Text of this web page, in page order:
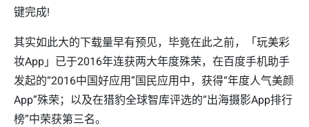
键完成!
其实如此大的下载量早有预见，毕竟在此之前，「玩美彩
妆App」已于2016年连获两大年度殊荣，在百度手机助手
发起的“2016中国好应用”国民应用中，获得“年度人气美颜
App”殊荣；以及在猎豹全球智库评选的“出海摄影App排行
榜”中荣获第三名。